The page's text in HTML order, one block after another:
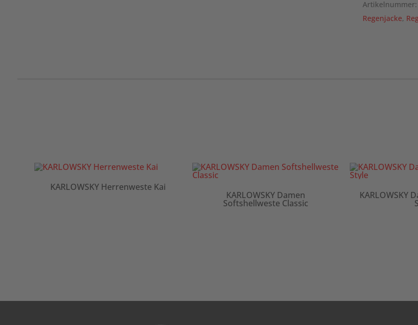
Artikelnummer:
Regenjacke,
KARLOWSKY Herrenweste Kai
KARLOWSKY Damen
Softshellweste Classic
KARLOWSKY